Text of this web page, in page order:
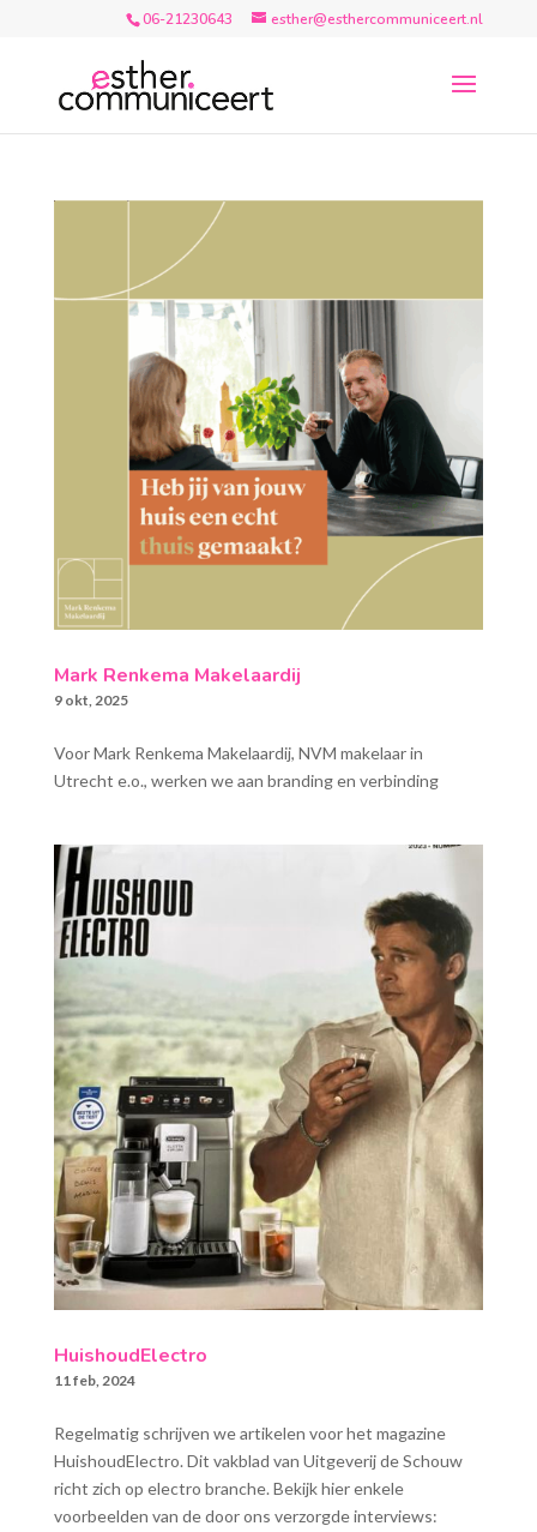
06-21230643 esther@esthercommuniceert.nl
Mark Renkema Makelaardij
9 okt, 2025
Voor Mark Renkema Makelaardij, NVM makelaar in
Utrecht e.o., werken we aan branding en verbinding
HuishoudElectro
11 feb, 2024
Regelmatig schrijven we artikelen voor het magazine
HuishoudElectro. Dit vakblad van Uitgeverij de Schouw
richt zich op electro branche. Bekijk hier enkele
voorbeelden van de door ons verzorgde interviews: